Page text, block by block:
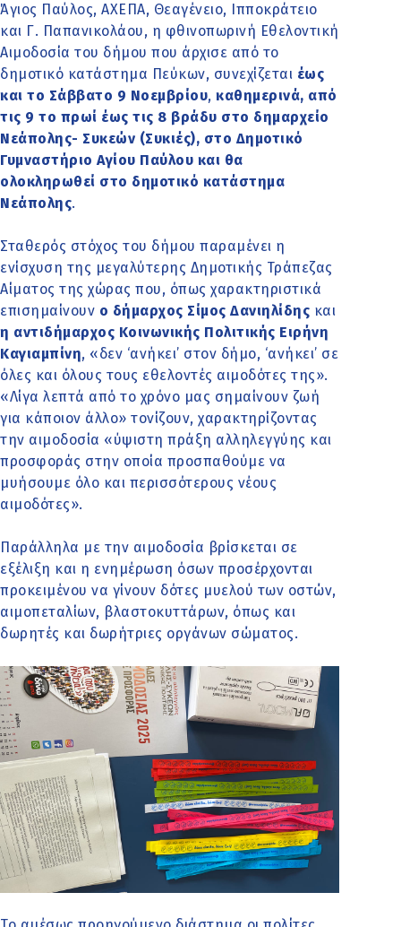
Άγιος Παύλος, ΑΧΕΠΑ, Θεαγένειο, Ιπποκράτειο
και Γ. Παπανικολάου, η φθινοπωρινή Εθελοντική
Αιμοδοσία του δήμου που άρχισε από το
δημοτικό κατάστημα Πεύκων, συνεχίζεται έως
και το Σάββατο 9 Νοεμβρίου, καθημερινά, από
τις 9 το πρωί έως τις 8 βράδυ στο δημαρχείο
Νεάπολης- Συκεών (Συκιές), στο Δημοτικό
Γυμναστήριο Αγίου Παύλου και θα
ολοκληρωθεί στο δημοτικό κατάστημα
Νεάπολης.
Σταθερός στόχος του δήμου παραμένει η
ενίσχυση της μεγαλύτερης Δημοτικής Τράπεζας
Αίματος της χώρας που, όπως χαρακτηριστικά
επισημαίνουν ο δήμαρχος Σίμος Δανιηλίδης και
η αντιδήμαρχος Κοινωνικής Πολιτικής Ειρήνη
Καγιαμπίνη, «δεν ‘ανήκει’ στον δήμο, ‘ανήκει’ σε
όλες και όλους τους εθελοντές αιμοδότες της».
«Λίγα λεπτά από το χρόνο μας σημαίνουν ζωή
για κάποιον άλλο» τονίζουν, χαρακτηρίζοντας
την αιμοδοσία «ύψιστη πράξη αλληλεγγύης και
προσφοράς στην οποία προσπαθούμε να
μυήσουμε όλο και περισσότερους νέους
αιμοδότες».
Παράλληλα με την αιμοδοσία βρίσκεται σε
εξέλιξη και η ενημέρωση όσων προσέρχονται
προκειμένου να γίνουν δότες μυελού των οστών,
αιμοπεταλίων, βλαστοκυττάρων, όπως και
δωρητές και δωρήτριες οργάνων σώματος.